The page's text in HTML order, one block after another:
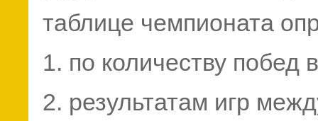
таблице чемпионата
1. по количеству побед
2. результатам игр